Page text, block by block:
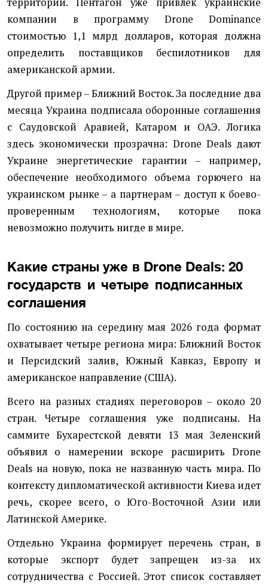
компании в программу Drone Dominance
стоимостью 1,1 млрд долларов, которая должна
определить поставщиков беспилотников для
американской армии.
Другой пример – Ближний Восток. За последние два
месяца Украина подписала оборонные соглашения
с Саудовской Аравией, Катаром и ОАЭ. Логика
здесь экономически прозрачна: Drone Deals дают
Украине энергетические гарантии – например,
обеспечение необходимого объема горючего на
украинском рынке – а партнерам – доступ к боево-
проверенным технологиям, которые пока
невозможно получить нигде в мире.
Какие страны уже в Drone Deals: 20
государств и четыре подписанных
соглашения
По состоянию на середину мая 2026 года формат
охватывает четыре региона мира: Ближний Восток
и Персидский залив, Южный Кавказ, Европу и
американское направление (США).
Всего на разных стадиях переговоров – около 20
стран. Четыре соглашения уже подписаны. На
саммите Бухарестской девяти 13 мая Зеленский
объявил о намерении вскоре расширить Drone
Deals на новую, пока не названную часть мира. По
контексту дипломатической активности Киева идет
речь, скорее всего, о Юго-Восточной Азии или
Латинской Америке.
Отдельно Украина формирует перечень стран, в
которые экспорт будет запрещен из-за их
сотрудничества с Россией. Этот список составляет